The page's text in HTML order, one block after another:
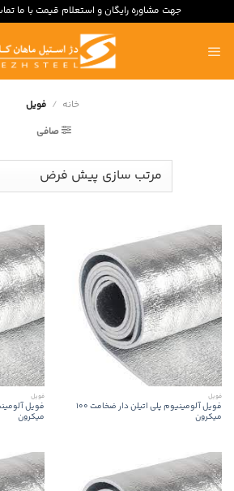
جهت مشاوره رایگان و استعلام قیمت با ما
محتوا
بروید
خانه / فویل
صافی
فویل
فویل آلومینیوم پلی اتیلن دار ضخامت 100
میکرون
فویل
میکرون